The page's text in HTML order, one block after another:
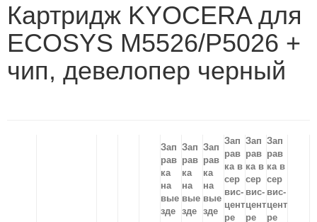
Картридж KYOCERA для
ECOSYS M5526/P5026 +
чип, девелопер черный
Зап
рав
ка
на
вые
зде
Зап
рав
ка
на
вые
зде
Зап
рав
ка
на
вые
зде
Зап
рав
ка в
сер
вис-
цент
ре
Зап
рав
ка в
сер
вис-
цент
ре
Зап
рав
ка в
сер
вис-
цент
ре